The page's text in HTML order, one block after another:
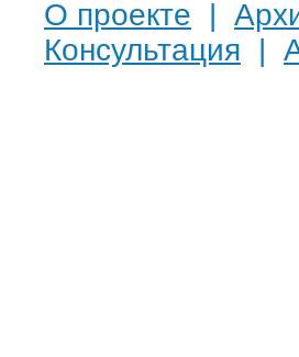
О проекте |
Консультация |